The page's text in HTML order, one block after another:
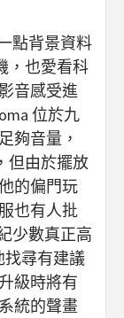
點背景資料
，也愛看科
音感受進
位於九
夠音量，
但由於擺放
的偏門玩
也有人批
少數真正高
找尋有建議
級時將有
統的聲畫